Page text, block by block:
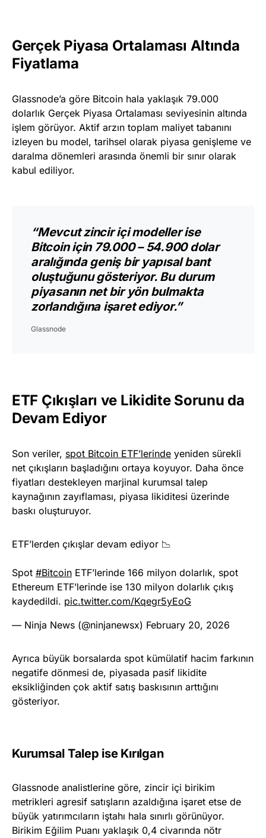
Gerçek Piyasa Ortalaması Altında
Fiyatlama
Glassnode’a göre Bitcoin hala yaklaşık 79.000
dolarlık Gerçek Piyasa Ortalaması seviyesinin altında
işlem görüyor. Aktif arzın toplam maliyet tabanını
izleyen bu model, tarihsel olarak piyasa genişleme ve
daralma dönemleri arasında önemli bir sınır olarak
kabul ediliyor.
“Mevcut zincir içi modeller ise
Bitcoin için 79.000 – 54.900 dolar
aralığında geniş bir yapısal bant
oluştuğunu gösteriyor. Bu durum
piyasanın net bir yön bulmakta
zorlandığına işaret ediyor.”
Glassnode
ETF Çıkışları ve Likidite Sorunu da
Devam Ediyor
Son veriler, spot Bitcoin ETF’lerinde yeniden sürekli
net çıkışların başladığını ortaya koyuyor. Daha önce
fiyatları destekleyen marjinal kurumsal talep
kaynağının zayıflaması, piyasa likiditesi üzerinde
baskı oluşturuyor.
ETF’lerden çıkışlar devam ediyor 📉
Spot #Bitcoin ETF’lerinde 166 milyon dolarlık, spot
Ethereum ETF’lerinde ise 130 milyon dolarlık çıkış
kaydedildi. pic.twitter.com/Kqegr5yEoG
— Ninja News (@ninjanewsx) February 20, 2026
Ayrıca büyük borsalarda spot kümülatif hacim farkının
negatife dönmesi de, piyasada pasif likidite
eksikliğinden çok aktif satış baskısının arttığını
gösteriyor.
Kurumsal Talep ise Kırılgan
Glassnode analistlerine göre, zincir içi birikim
metrikleri agresif satışların azaldığına işaret etse de
büyük yatırımcıların iştahı hala sınırlı görünüyor.
Birikim Eğilim Puanı yaklaşık 0,4 civarında nötr